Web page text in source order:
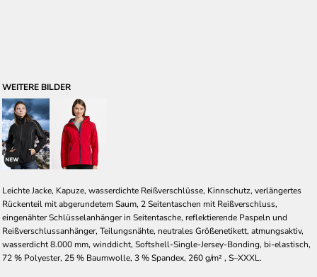
WEITERE BILDER
Leichte Jacke, Kapuze, wasserdichte Reißverschlüsse, Kinnschutz, verlängertes
Rückenteil mit abgerundetem Saum, 2 Seitentaschen mit Reißverschluss,
eingenähter Schlüsselanhänger in Seitentasche, reflektierende Paspeln und
Reißverschlussanhänger, Teilungsnähte, neutrales Größenetikett, atmungsaktiv,
wasserdicht 8.000 mm, winddicht, Softshell-Single-Jersey-Bonding, bi-elastisch,
72 % Polyester, 25 % Baumwolle, 3 % Spandex, 260 g/m² , S–XXXL.